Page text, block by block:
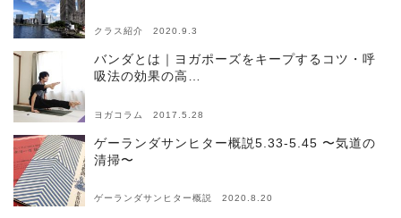
クラス紹介 2020.9.3
バンダとは｜ヨガポーズをキープするコツ・呼
吸法の効果の高…
ヨガコラム 2017.5.28
ゲーランダサンヒター概説5.33-5.45 〜気道の
清掃〜
ゲーランダサンヒター概説 2020.8.20